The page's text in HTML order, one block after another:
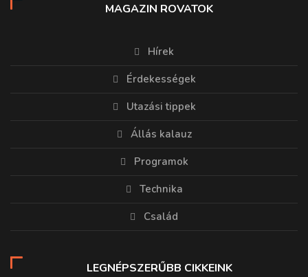
MAGAZIN ROVATOK
Hírek
Érdekességek
Utazási tippek
Állás kalauz
Programok
Technika
Család
LEGNÉPSZERŰBB CIKKEINK